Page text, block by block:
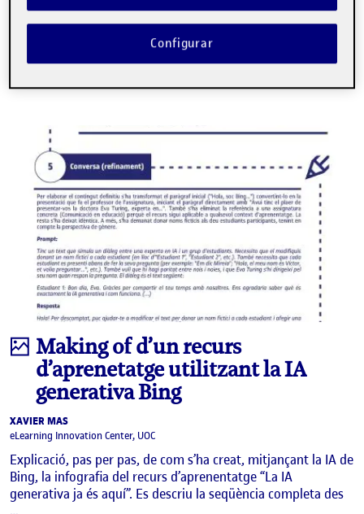
continguts digitals IA generativa intel·ligència artificial
Facebook
X BlueskyLinkedInEmail
Infografia
Making of d’un recurs
d’aprenetatge utilitzant la IA
generativa Bing
XAVIER MAS
eLearning Innovation Center, UOC
Explicació, pas per pas, de com s’ha creat, mitjançant la IA de
Bing, la infografia del recurs d’aprenentatge “La IA
generativa ja és aquí”. Es descriu la seqüència completa des
Configurar